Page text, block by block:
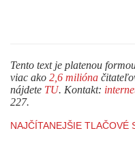
Tento text je platenou
viac ako 2,6 milióna
nájdete TU. Kontakt:
227.
NAJČÍTANEJŠIE TLAČOVÉ